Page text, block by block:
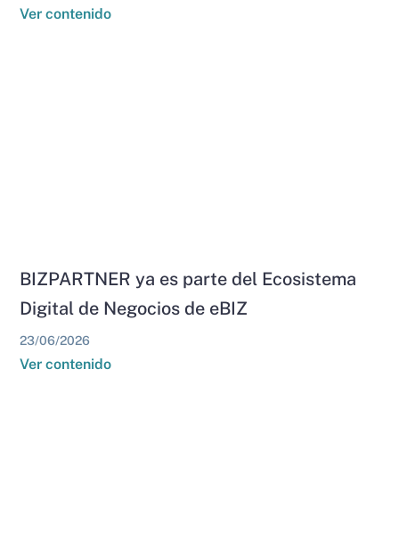
Ver contenido
BIZPARTNER ya es parte del Ecosistema
Digital de Negocios de eBIZ
23/06/2026
Ver contenido